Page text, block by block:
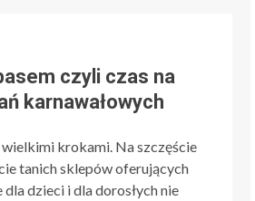
czyli czas na
karnawałowych
wielkimi krokami. Na szczęście
tanich sklepów oferujących
dzieci i dla dorosłych nie